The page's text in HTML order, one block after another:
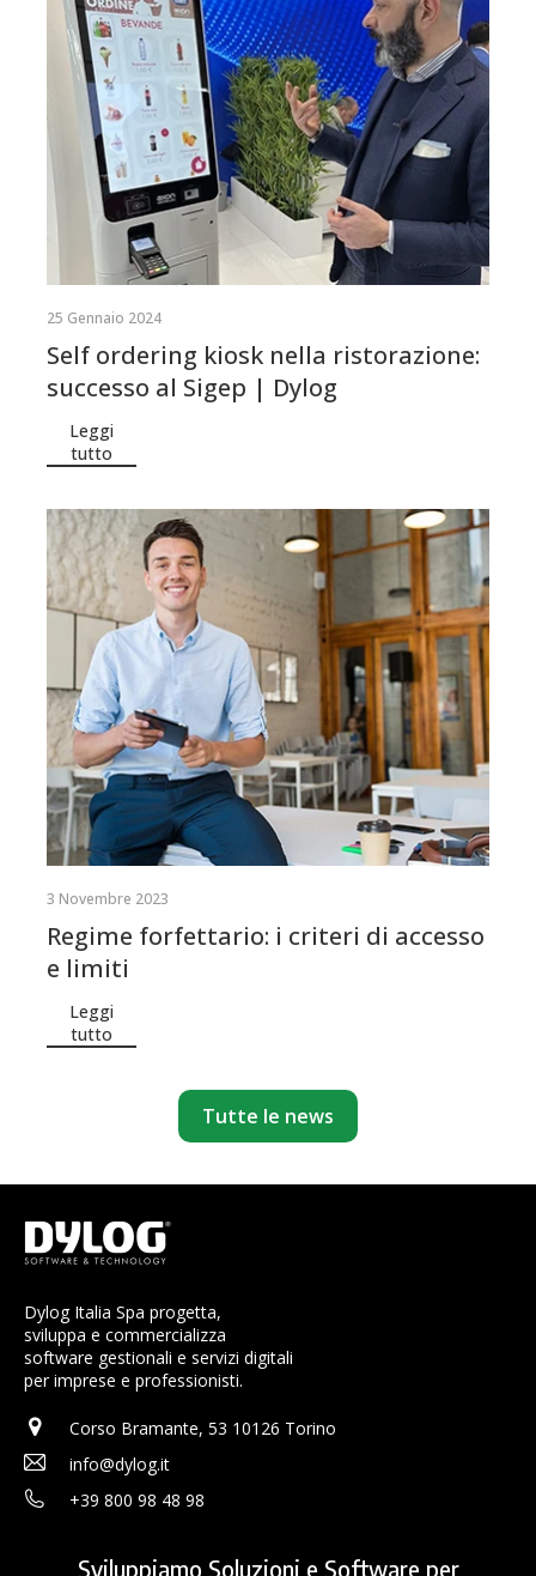
25 Gennaio 2024
Self ordering kiosk nella ristorazione:
successo al Sigep | Dylog
Leggi
tutto
3 Novembre 2023
Regime forfettario: i criteri di accesso
e limiti
Leggi
tutto
Tutte le news
Dylog Italia Spa progetta,
sviluppa e commercializza
software gestionali e servizi digitali
per imprese e professionisti.
Corso Bramante, 53 10126 Torino
info@dylog.it
+39 800 98 48 98
Sviluppiamo Soluzioni e Software per